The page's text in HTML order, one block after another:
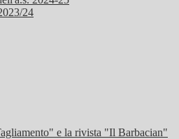
24
e la rivista "Il Barbacian"